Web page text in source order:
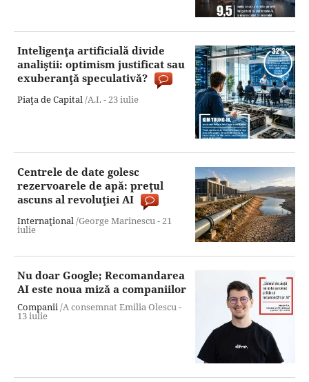
Inteligenţa artificială divide
analiştii: optimism justificat sau
exuberanţă speculativă?
Piaţa de Capital/A.I. -23 iulie
Centrele de date golesc
rezervoarele de apă: preţul
ascuns al revoluţiei AI
Internaţional/George Marinescu -21
iulie
Nu doar Google; Recomandarea
AI este noua miză a companiilor
Companii/A consemnat Emilia Olescu -
13 iulie